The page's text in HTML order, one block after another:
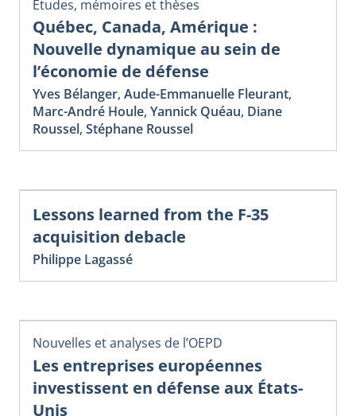
Études, mémoires et thèses
Québec, Canada, Amérique :
Nouvelle dynamique au sein de
l’économie de défense
Yves Bélanger, Aude-Emmanuelle Fleurant,
Marc-André Houle, Yannick Quéau, Diane
Roussel, Stéphane Roussel
Lessons learned from the F-35
acquisition debacle
Philippe Lagassé
Nouvelles et analyses de l’OEPD
Les entreprises européennes
investissent en défense aux États-
Unis